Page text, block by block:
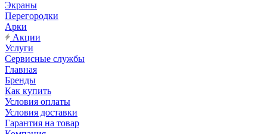
Экраны
Перегородки
Арки
Акции
Услуги
Сервисные службы
Главная
Бренды
Как купить
Условия оплаты
Условия доставки
Гарантия на товар